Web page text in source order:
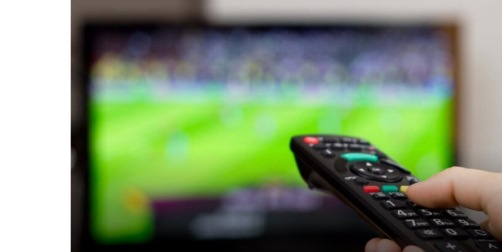
FUTEBOL HOJE NA TV (07/08): JOGOS AO VIVO –
SEXTA – ONDE...